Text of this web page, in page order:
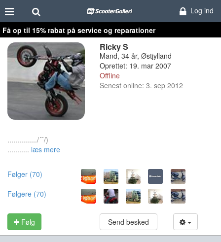
Log ind
Få op til 15% rabat på service og reparationer
Ricky S
Mand, 34 år, Østjylland
Oprettet: 19. mar 2007
Offline
Senest online: 3. sep 2012
.............../´¯/)
........... læs mere
Følger (70)
Følgere (70)
Følg Send besked